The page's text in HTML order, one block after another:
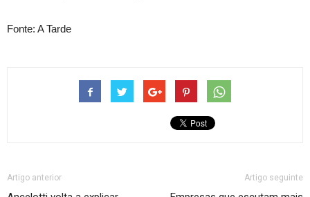
Fonte: A Tarde
Artigo anterior Artigo seguinte